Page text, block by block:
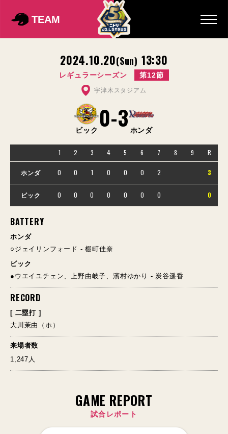
TEAM
2024.10.20(Sun) 13:30
レギュラーシーズン 第12節
宇津木スタジアム
ビック 0-3 ホンダ
1 2 3 4 5 6 7 8 9 R
ホンダ 0 0 1 0 0 0 2 3
ビック 0 0 0 0 0 0 0 0
BATTERY
ホンダ
○ジェイリンフォード - 棚町佳奈
ビック
●ウエイユチェン、上野由岐子、濱村ゆかり - 炭谷遥香
RECORD
[ 二塁打 ]
大川茉由（ホ）
来場者数
1,247人
GAME REPORT
試合レポート